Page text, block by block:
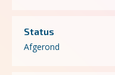
Status
Afgerond